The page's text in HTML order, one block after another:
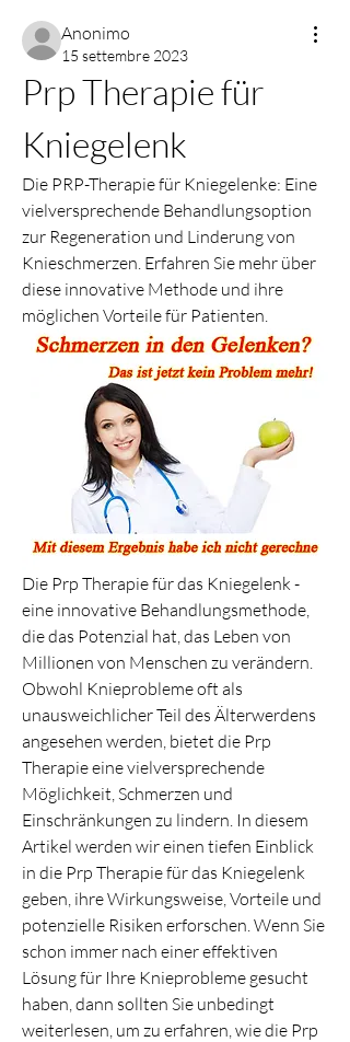
Anonimo
15 settembre 2023
Prp Therapie für
Kniegelenk
Die PRP-Therapie für Kniegelenke: Eine
vielversprechende Behandlungsoption
zur Regeneration und Linderung von
Knieschmerzen. Erfahren Sie mehr über
diese innovative Methode und ihre
möglichen Vorteile für Patienten.
Die Prp Therapie für das Kniegelenk -
eine innovative Behandlungsmethode,
die das Potenzial hat, das Leben von
Millionen von Menschen zu verändern.
Obwohl Knieprobleme oft als
unausweichlicher Teil des Älterwerdens
angesehen werden, bietet die Prp
Therapie eine vielversprechende
Möglichkeit, Schmerzen und
Einschränkungen zu lindern. In diesem
Artikel werden wir einen tiefen Einblick
in die Prp Therapie für das Kniegelenk
geben, ihre Wirkungsweise, Vorteile und
potenzielle Risiken erforschen. Wenn Sie
schon immer nach einer effektiven
Lösung für Ihre Knieprobleme gesucht
haben, dann sollten Sie unbedingt
weiterlesen, um zu erfahren, wie die Prp